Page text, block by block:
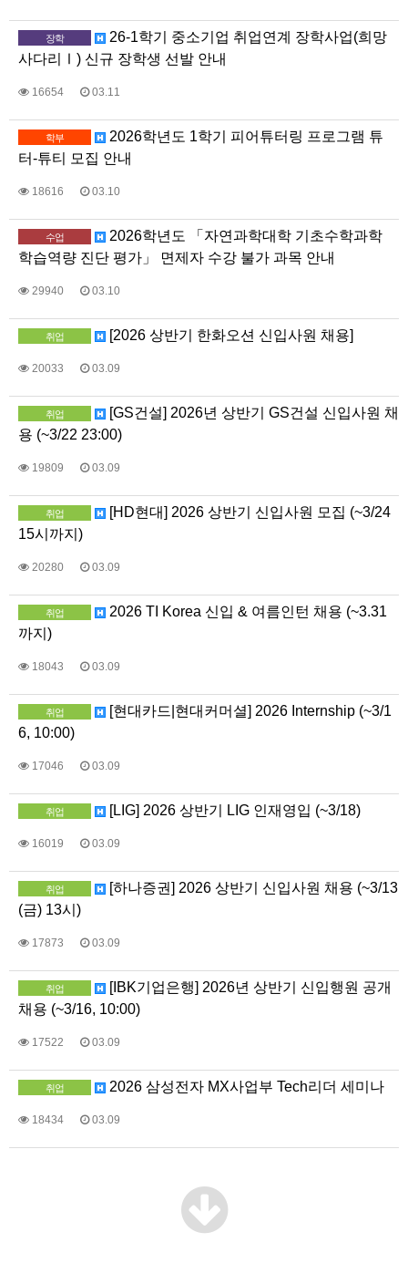
장학
26-1학기 중소기업 취업연계 장학사업(희망
사다리Ⅰ) 신규 장학생 선발 안내
16654 03.11
학부
2026학년도 1학기 피어튜터링 프로그램 튜
터-튜티 모집 안내
18616 03.10
수업
2026학년도 「자연과학대학 기초수학과학
학습역량 진단 평가」 면제자 수강 불가 과목 안내
29940 03.10
취업 [2026 상반기 한화오션 신입사원 채용]
20033 03.09
취업
[GS건설] 2026년 상반기 GS건설 신입사원 채
용 (~3/22 23:00)
19809 03.09
취업
[HD현대] 2026 상반기 신입사원 모집 (~3/24
15시까지)
20280 03.09
취업
2026 TI Korea 신입 & 여름인턴 채용 (~3.31
까지)
18043 03.09
취업
[현대카드|현대커머셜] 2026 Internship (~3/1
6, 10:00)
17046 03.09
취업 [LIG] 2026 상반기 LIG 인재영입 (~3/18)
16019 03.09
취업
[하나증권] 2026 상반기 신입사원 채용 (~3/13
(금) 13시)
17873 03.09
취업
[IBK기업은행] 2026년 상반기 신입행원 공개
채용 (~3/16, 10:00)
17522 03.09
취업 2026 삼성전자 MX사업부 Tech리더 세미나
18434 03.09